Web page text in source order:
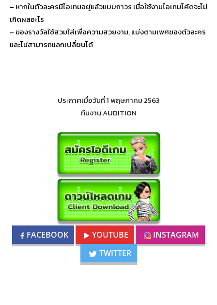
– หากในตัวละครมีไอเทมอยู่แล้วแบบถาวร เมื่อใช้งานไอเทมโค้ดจะไม่
เกิดผลอะไร
– ของรางวัลใช้สวมใส่เพื่อความสวยงาม, แบ่งตามเพศของตัวละคร
และไม่สามารถแลกเปลี่ยนได้
ประกาศเมื่อวันที่ 1 พฤษภาคม 2563
ทีมงาน AUDITION
FACEBOOK YOUTUBE
INSTAGRAM
TWITTER